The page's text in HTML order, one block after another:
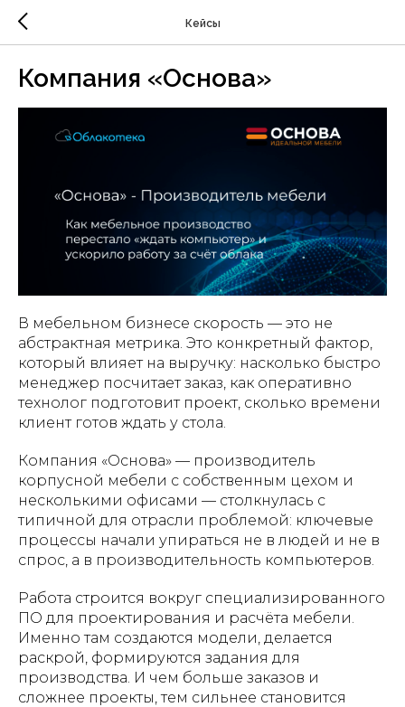
Кейсы
Компания «Основа»
В мебельном бизнесе скорость — это не
абстрактная метрика. Это конкретный фактор,
который влияет на выручку: насколько быстро
менеджер посчитает заказ, как оперативно
технолог подготовит проект, сколько времени
клиент готов ждать у стола.
Компания «Основа» — производитель
корпусной мебели с собственным цехом и
несколькими офисами — столкнулась с
типичной для отрасли проблемой: ключевые
процессы начали упираться не в людей и не в
спрос, а в производительность компьютеров.
Работа строится вокруг специализированного
ПО для проектирования и расчёта мебели.
Именно там создаются модели, делается
раскрой, формируются задания для
производства. И чем больше заказов и
сложнее проекты, тем сильнее становится